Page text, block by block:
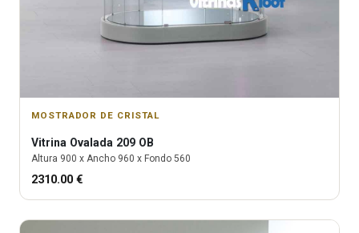
MOSTRADOR DE CRISTAL
Vitrina Ovalada 209 OB
Altura 900 x Ancho 960 x Fondo 560
2310.00 €